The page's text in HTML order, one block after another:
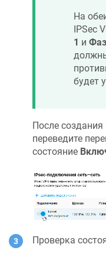
На
IPSec
1 и
будет
После
переведите
состояние
Проверка